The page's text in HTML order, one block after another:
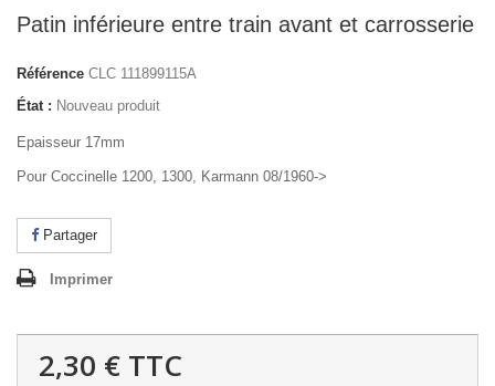
Patin inférieure entre train avant et carrosserie
Référence CLC 111899115A
État : Nouveau produit
Epaisseur 17mm
Pour Coccinelle 1200, 1300, Karmann 08/1960->
Partager
Imprimer
2,30 € TTC